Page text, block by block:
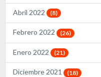
Abril 2022 (8)
Febrero 2022 (26)
Enero 2022 (21)
Diciembre 2021 (18)